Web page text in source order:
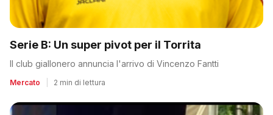
Serie B: Un super pivot per il Torrita
Il club giallonero annuncia l'arrivo di Vincenzo Fantti
Mercato 2 min di lettura